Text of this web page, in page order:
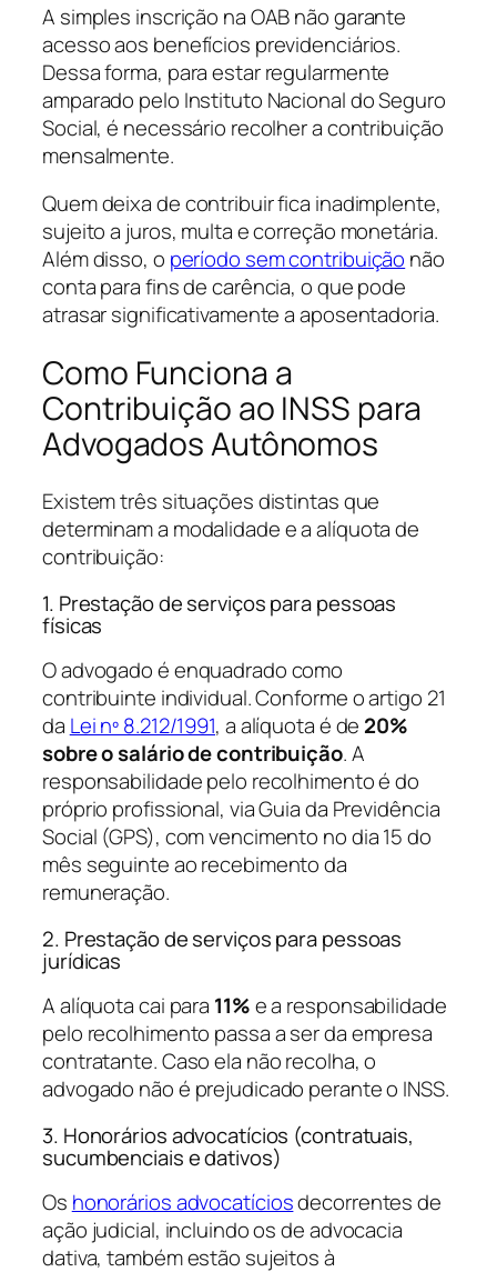
A simples inscrição na OAB não garante
acesso aos benefícios previdenciários.
Dessa forma, para estar regularmente
amparado pelo Instituto Nacional do Seguro
Social, é necessário recolher a contribuição
mensalmente.
Quem deixa de contribuir fica inadimplente,
sujeito a juros, multa e correção monetária.
Além disso, o período sem contribuição não
conta para fins de carência, o que pode
atrasar significativamente a aposentadoria.
Como Funciona a
Contribuição ao INSS para
Advogados Autônomos
Existem três situações distintas que
determinam a modalidade e a alíquota de
contribuição:
1. Prestação de serviços para pessoas
físicas
O advogado é enquadrado como
contribuinte individual. Conforme o artigo 21
da Lei nº 8.212/1991, a alíquota é de 20%
sobre o salário de contribuição. A
responsabilidade pelo recolhimento é do
próprio profissional, via Guia da Previdência
Social (GPS), com vencimento no dia 15 do
mês seguinte ao recebimento da
remuneração.
2. Prestação de serviços para pessoas
jurídicas
A alíquota cai para 11%e a responsabilidade
pelo recolhimento passa a ser da empresa
contratante. Caso ela não recolha, o
advogado não é prejudicado perante o INSS.
3. Honorários advocatícios (contratuais,
sucumbenciais e dativos)
Os honorários advocatíciosdecorrentes de
ação judicial, incluindo os de advocacia
dativa, também estão sujeitos à